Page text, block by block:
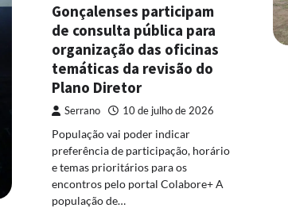
Gonçalenses participam
de consulta pública para
organização das oficinas
temáticas da revisão do
Plano Diretor
Serrano 10 de julho de 2026
População vai poder indicar
preferência de participação, horário
e temas prioritários para os
encontros pelo portal Colabore+ A
população de…